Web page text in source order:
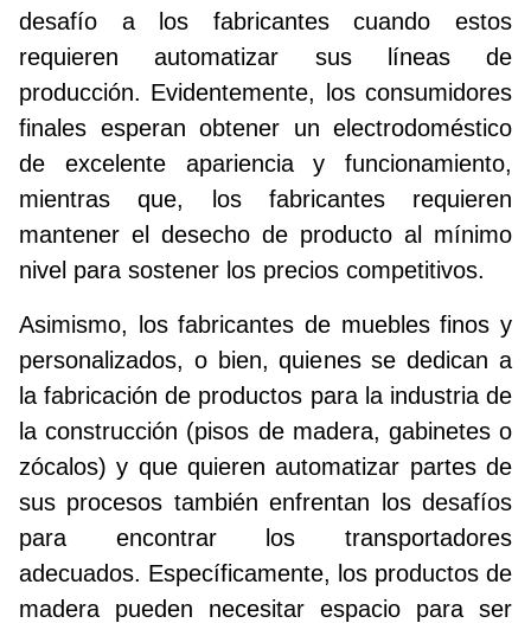
desafío a los fabricantes cuando estos
requieren automatizar sus líneas de
producción. Evidentemente, los consumidores
finales esperan obtener un electrodoméstico
de excelente apariencia y funcionamiento,
mientras que, los fabricantes requieren
mantener el desecho de producto al mínimo
nivel para sostener los precios competitivos.
Asimismo, los fabricantes de muebles finos y
personalizados, o bien, quienes se dedican a
la fabricación de productos para la industria de
la construcción (pisos de madera, gabinetes o
zócalos) y que quieren automatizar partes de
sus procesos también enfrentan los desafíos
para encontrar los transportadores
adecuados. Específicamente, los productos de
madera pueden necesitar espacio para ser